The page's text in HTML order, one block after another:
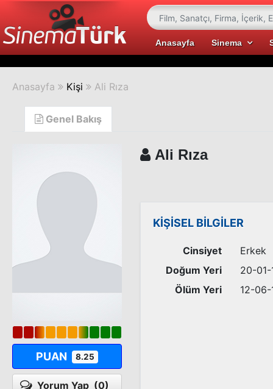
Anasayfa Sinema
Anasayfa Kişi Ali Rıza
Genel Bakış
PUAN 8.25
Yorum Yap (0)
Ali Rıza
KİŞİSEL BİLGİLER
Cinsiyet
Erkek
Doğum Yeri
20-01-
Ölüm Yeri
12-06-